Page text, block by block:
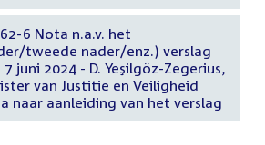
6 Nota n.a.v. het
tweede nader/enz.) verslag
7 juni 2024 - D. Yeşilgöz-Zegerius,
van Justitie en Veiligheid
naar aanleiding van het verslag